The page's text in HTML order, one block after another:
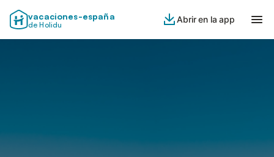
vacaciones-españa
de Holidu
Abrir en la app